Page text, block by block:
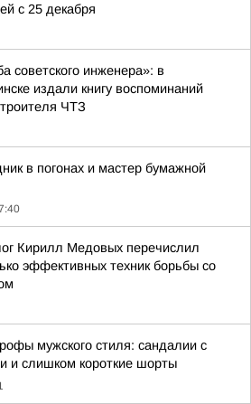
с 25 декабря
советского инженера»: в
издали книгу воспоминаний
ЧТЗ
в погонах и мастер бумажной
Кирилл Медовых перечислил
эффективных техник борьбы со
мужского стиля: сандалии с
и слишком короткие шорты